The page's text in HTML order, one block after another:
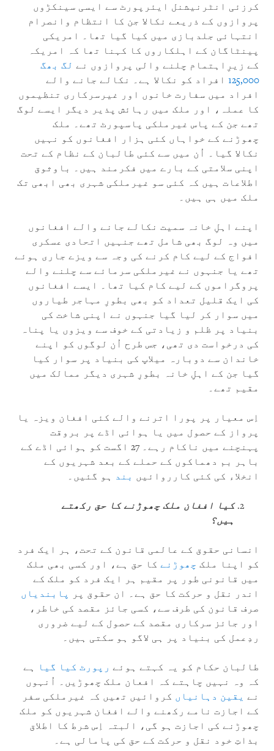
کرزئی انٹرنیشنل ایئرپورٹ سے ایسی سینکڑوں
پروازوں کے ذریعے نکالا جن کا انتظام وانصرام
انتہائی جلدبازی میں کیا گیا تھا۔ امریکی
پینٹاگان کے اہلکاروں کا کہنا تھا کہ امریکہ
کے زیرِاہتمام چلنے والی پروازوں نے لگ بھگ
125,000 افراد کو نکالا ہے۔ نکالے جانے والے
افراد میں سفارت خانوں اور غیرسرکاری تنظیموں
کا عملہ، اور ملک میں رہائش پذیر دیگر ایسے لوگ
تھے جن کے پاس غیرملکی پاسپورٹ تھے۔ ملک
چھوڑنے کے خواہاں کئی ہزار افغانوں کو نہیں
نکالا گيا۔ اُن میں سے کئی طالبان کے نظام کے تحت
اپنی سلامتی کے بارے میں فکرمند ہیں۔ باوثوق
اطلاعات ہیں کہ کئی سو غیرملکی شہری بھی ابھی تک
ملک میں ہی ہیں۔
اپنے اہلِ خانہ سمیت نکالے جانے والے افغانوں
میں وہ لوگ بھی شامل تھے جنہیں اتحادی عسکری
افواج کے لیے کام کرنے کی وجہ سے ویزے جاری ہوئے
تھے یا جنہوں نے غیرملکی سرمائے سے چلنے والے
پروگراموں کے لیے کام کیا تھا۔ ایسے افغانوں
کی ایک قلیل تعداد کو بھی بطورِ مہاجر طیاروں
میں سوار کر لیا گیا جنہوں نے اپنی شاخت کی
بنیاد پر ظلم و زیادتی کے خوف سے ویزوں یا پناہ
کی درخواست دی تھی، جس طرح اُن لوگوں کو اپنے
خاندان سے دوبارہ میلاپ کی بنیاد پر سوار کیا
گیا جن کے اہلِ خانہ بطورِ شہری دیگر ممالک میں
مقیم تھے۔
اِس معیار پر پورا اترنے والے کئی افغان ویزہ یا
پرواز کے حصول میں یا ہوائی اڈے پر بروقت
پہنچنے میں ناکام رہے۔ 27 اگست کو ہوائی اڈے کے
باہر بم دھماکوں کے حملے کے بعد شہریوں کے
انخلاء کی کئی کارروائیں بند ہو گئیں۔
کیا افغان ملک چھوڑنے کا حق رکھتے
ہیں؟
انسانی حقوق کے عالمی قانون کے تحت، ہر ایک فرد
کو اپنا ملک چھوڑنے کا حق ہے، اور کسی بھی ملک
میں قانونی طور پر مقیم ہر ایک فرد کو ملک کے
اندر نقل و حرکت کا حق ہے۔ ان حقوق پر
پابندیاں
صرف قانون کی طرف سے، کسی جائز مقصد کی خاطر،
اور جائز سرکاری مقصد کے حصول کے لیے ضروری
ردِعمل کی بنیاد پر ہی لاگو ہو سکتی ہیں۔
طالبان حکام کو یہ کہتے ہوئے رپورٹ کیا گیا
ہے
کہ وہ نہیں چاہتے کہ افعان ملک چھوڑیں۔ اُنہوں
نے یقین دہانیاں کروائیں تھیں کہ غیرملکی سفر
کے اجازت نامے رکھنے والے افغان شہریوں کو ملک
چھوڑنے کی اجازت ہو گی، البتہ اِس شرط کا اطلاق
بذاتِ خود نقل و حرکت کے حق کی پامالی ہے۔